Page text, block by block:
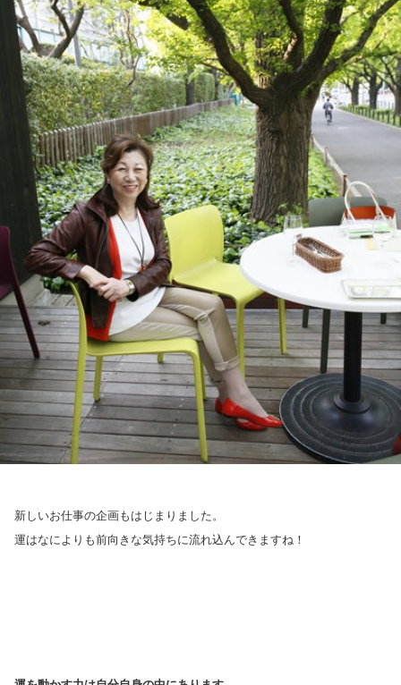
新しいお仕事の企画もはじまりました。
運はなによりも前向きな気持ちに流れ込んできますね！